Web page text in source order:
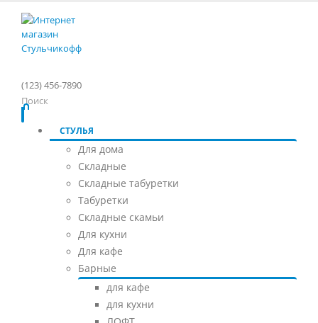
(123) 456-7890
Поиск
СТУЛЬЯ
Для дома
Складные
Складные табуретки
Табуретки
Складные скамьи
Для кухни
Для кафе
Барные
для кафе
для кухни